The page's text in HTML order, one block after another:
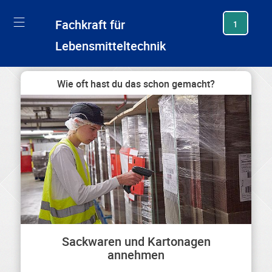
Fachkraft für
Lebensmitteltechnik
1
Wie oft hast du das schon gemacht?
Sackwaren und Kartonagen
annehmen